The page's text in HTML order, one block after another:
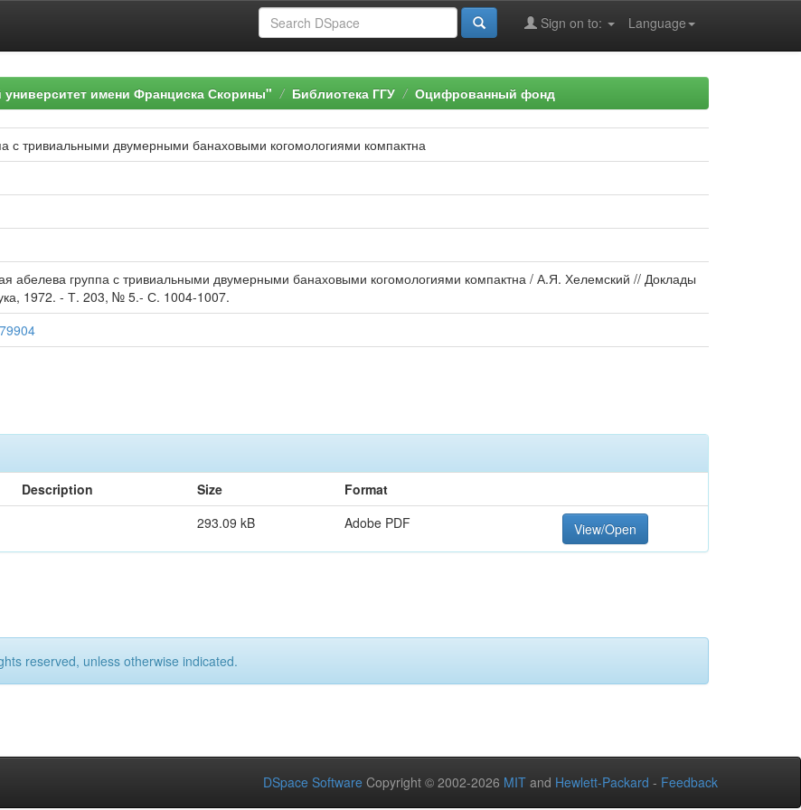
Language
Sign on to:
имени Франциска Скорины" Библиотека ГГУ Оцифрованный фонд
с тривиальными двумерными банаховыми когомологиями компактна
абелева группа с тривиальными двумерными банаховыми когомологиями компактна / А.Я. Хелемский // Доклады
1972. - Т. 203, № 5.- С. 1004-1007.
Description Size
Format
293.09 kB Adobe PDF View/Open
reserved, unless otherwise indicated.
DSpace Software Copyright © 2002-2026 MIT and Hewlett-Packard - Feedback